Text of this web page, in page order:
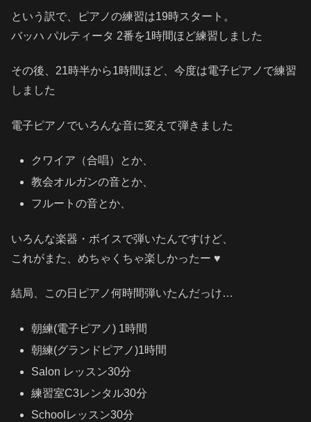
という訳で、ピアノの練習は19時スタート。
バッハ パルティータ 2番を1時間ほど練習しました
その後、21時半から1時間ほど、今度は電子ピアノで練習
しました
電子ピアノでいろんな音に変えて弾きました
クワイア（合唱）とか、
教会オルガンの音とか、
フルートの音とか、
いろんな楽器・ボイスで弾いたんですけど、
これがまた、めちゃくちゃ楽しかったー ♥
結局、この日ピアノ何時間弾いたんだっけ…
朝練(電子ピアノ) 1時間
朝練(グランドピアノ)1時間
Salon レッスン30分
練習室C3レンタル30分
Schoolレッスン30分